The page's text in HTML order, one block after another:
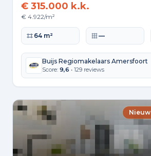
€ 315.000 k.k.
€ 4.922/m²
Woonoppervlakte
64 m² Perceeloppervlakte
—
Buijs Regiomakelaars Amersfoort
Score: 9,6 • 129 reviews
Nieuw